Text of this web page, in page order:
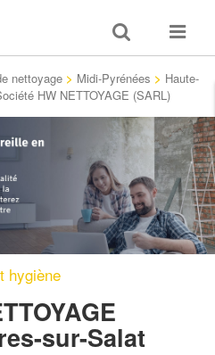
Toggle
search
Toggle
nettoyage > Midi-Pyrénées > Haute-
HW NETTOYAGE (SARL)
hygiène
sur-Salat